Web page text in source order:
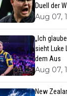
Duell der
Aug 07,
„Ich
sieht
dem Aus
Aug 07,
New